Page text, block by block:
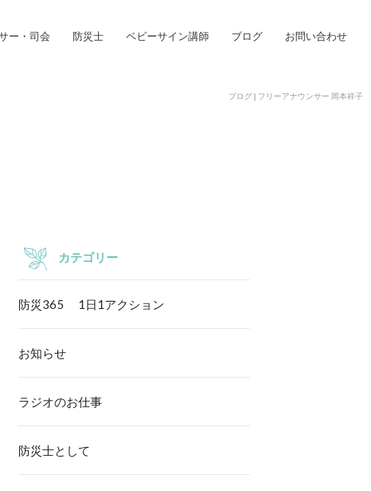
ー・司会 防災士 ベビーサイン講師 ブログ お問い合わせ
ブログ | フリーアナウンサー 岡本祥子
カテゴリー
防災365 1日1アクション
お知らせ
ラジオのお仕事
防災士として